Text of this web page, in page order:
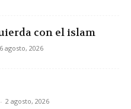
con el islam
6 agosto, 2026
- 2 agosto, 2026